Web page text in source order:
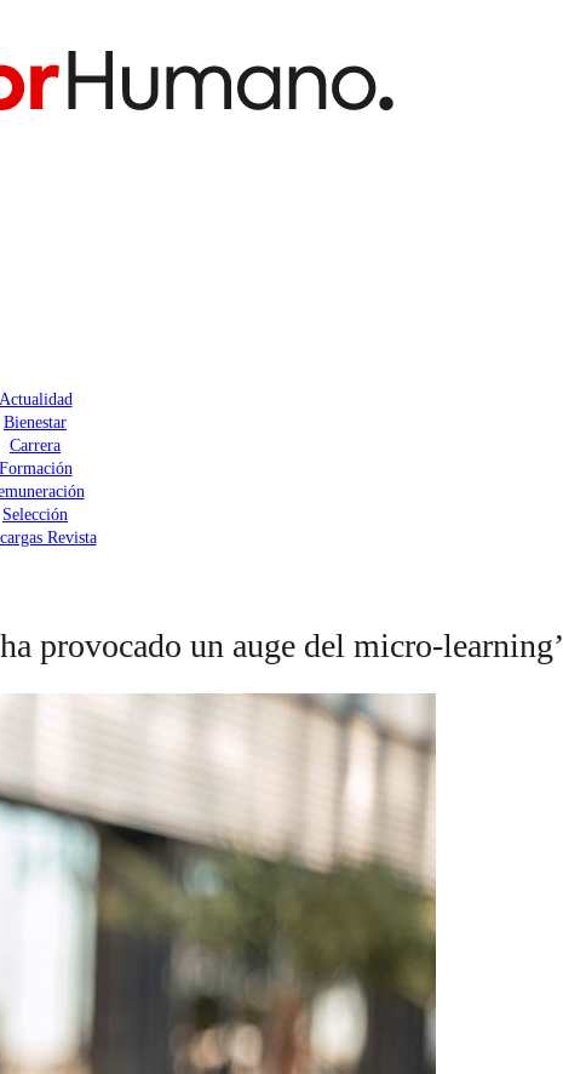
Actualidad
Bienestar
Carrera
Formación
Selección
Revista
provocado un auge del micro-learning’